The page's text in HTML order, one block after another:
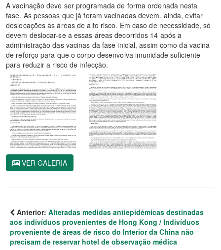
A vacinação deve ser programada de forma ordenada nesta
fase. As pessoas que já foram vacinadas devem, ainda, evitar
deslocações às áreas de alto risco. Em caso de necessidade, só
devem deslocar-se a essas áreas decorridos 14 após a
administração das vacinas da fase inicial, assim como da vacina
de reforço para que o corpo desenvolva imunidade suficiente
para reduzir a risco de infecção.
VER GALERIA
Anterior: Alteradas medidas antiepidémicas destinadas
aos indivíduos provenientes de Hong Kong / Indivíduos
proveniente de áreas de risco do Interior da China não
precisam de reservar hotel de observação médica